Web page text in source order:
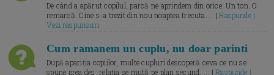
De când a apărut copilul, parcă ne aprindem din orice. Un ton. O
remarcă. Cine s-a trezit din nou noaptea trecuta.... |Raspunde |
Vezi raspunsuri
Cum ramanem un cuplu, nu doar parinti
După apariția copiilor, multe cupluri descoperă ceva ce nu se
spune prea des: relația se mută pe plan secund. ... |Raspunde |